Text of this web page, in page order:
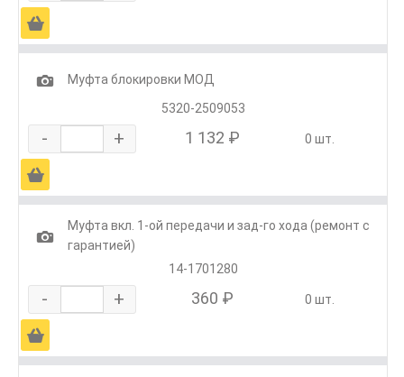
Ä
1
Муфта блокировки МОД
5320-2509053
- + 1 132 ₽ 0 шт.
Ä
1
Муфта вкл. 1-ой передачи и зад-го хода (ремонт с
гарантией)
14-1701280
- + 360 ₽ 0 шт.
Ä